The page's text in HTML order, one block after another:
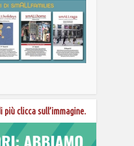
più clicca sull’immagine.